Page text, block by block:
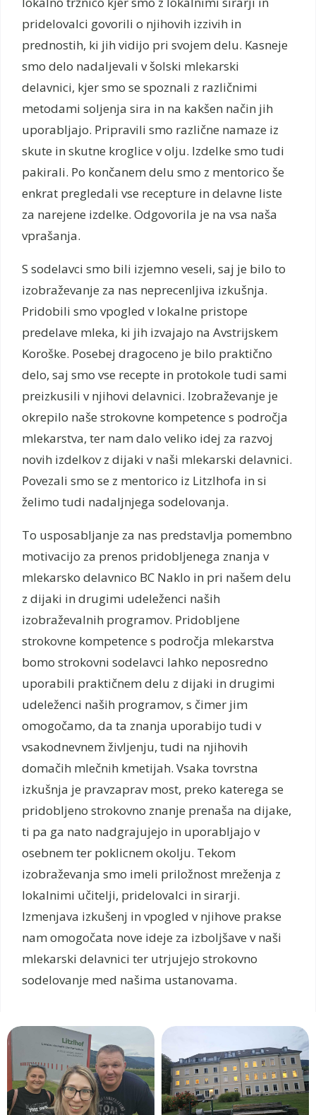
pridelovalci govorili o njihovih izzivih in
prednostih, ki jih vidijo pri svojem delu. Kasneje
smo delo nadaljevali v šolski mlekarski
delavnici, kjer smo se spoznali z različnimi
metodami soljenja sira in na kakšen način jih
uporabljajo. Pripravili smo različne namaze iz
skute in skutne kroglice v olju. Izdelke smo tudi
pakirali. Po končanem delu smo z mentorico še
enkrat pregledali vse recepture in delavne liste
za narejene izdelke. Odgovorila je na vsa naša
vprašanja.
S sodelavci smo bili izjemno veseli, saj je bilo to
izobraževanje za nas neprecenljiva izkušnja.
Pridobili smo vpogled v lokalne pristope
predelave mleka, ki jih izvajajo na Avstrijskem
Koroške. Posebej dragoceno je bilo praktično
delo, saj smo vse recepte in protokole tudi sami
preizkusili v njihovi delavnici. Izobraževanje je
okrepilo naše strokovne kompetence s področja
mlekarstva, ter nam dalo veliko idej za razvoj
novih izdelkov z dijaki v naši mlekarski delavnici.
Povezali smo se z mentorico iz Litzlhofa in si
želimo tudi nadaljnjega sodelovanja.
To usposabljanje za nas predstavlja pomembno
motivacijo za prenos pridobljenega znanja v
mlekarsko delavnico BC Naklo in pri našem delu
z dijaki in drugimi udeleženci naših
izobraževalnih programov. Pridobljene
strokovne kompetence s področja mlekarstva
bomo strokovni sodelavci lahko neposredno
uporabili praktičnem delu z dijaki in drugimi
udeleženci naših programov, s čimer jim
omogočamo, da ta znanja uporabijo tudi v
vsakodnevnem življenju, tudi na njihovih
domačih mlečnih kmetijah. Vsaka tovrstna
izkušnja je pravzaprav most, preko katerega se
pridobljeno strokovno znanje prenaša na dijake,
ti pa ga nato nadgrajujejo in uporabljajo v
osebnem ter poklicnem okolju. Tekom
izobraževanja smo imeli priložnost mreženja z
lokalnimi učitelji, pridelovalci in sirarji.
Izmenjava izkušenj in vpogled v njihove prakse
nam omogočata nove ideje za izboljšave v naši
mlekarski delavnici ter utrjujejo strokovno
sodelovanje med našima ustanovama.